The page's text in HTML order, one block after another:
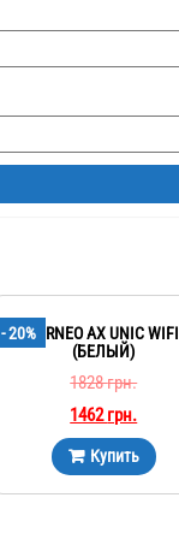
- 20%TERNEO AX UNIC WIFI
(БЕЛЫЙ)
1828грн.
1462грн.
Купить